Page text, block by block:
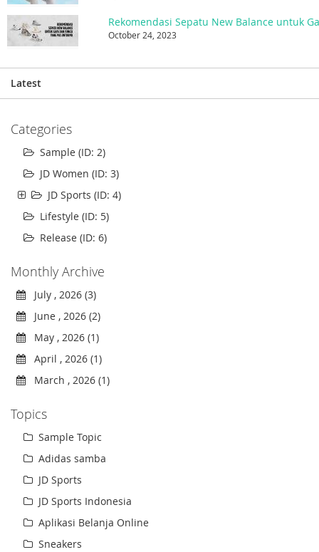
October 24, 2023
Latest
Categories
Sample (ID: 2)
JD Women (ID: 3)
JD Sports (ID: 4)
Lifestyle (ID: 5)
Release (ID: 6)
Monthly Archive
July , 2026 (3)
June , 2026 (2)
May , 2026 (1)
April , 2026 (1)
March , 2026 (1)
Topics
Sample Topic
Adidas samba
JD Sports
JD Sports Indonesia
Aplikasi Belanja Online
Sneakers